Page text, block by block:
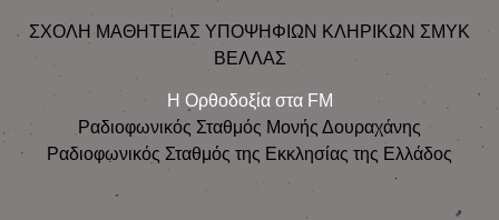
ΣΧΟΛΗ ΜΑΘΗΤΕΙΑΣ ΥΠΟΨΗΦΙΩΝ ΚΛΗΡΙΚΩΝ ΣΜΥΚ
ΒΕΛΛΑΣ
Η Ορθοδοξία στα FM
Ραδιοφωνικός Σταθμός Μονής Δουραχάνης
Ραδιοφωνικός Σταθμός της Εκκλησίας της Ελλάδος